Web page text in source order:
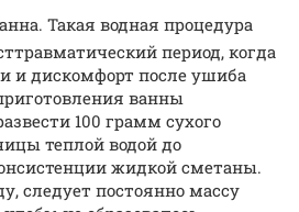
Такая водная процедура
период, когда
и дискомфорт после ушиба
ванны
100 грамм сухого
теплой водой до
жидкой сметаны.
следует постоянно массу